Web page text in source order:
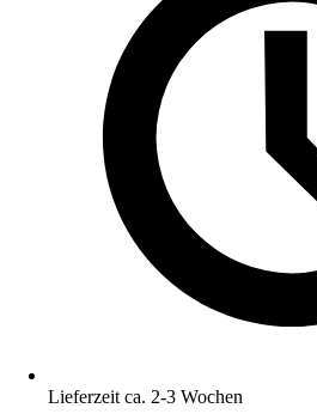
Lieferzeit ca. 2-3 Wochen